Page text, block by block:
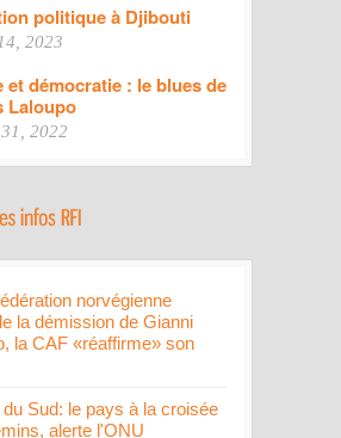
politique à Djibouti
2023
et démocratie : le blues de
Laloupo
2022
norvégienne
la démission de Gianni
la CAF «réaffirme» son
du Sud: le pays à la croisée
alerte l'ONU